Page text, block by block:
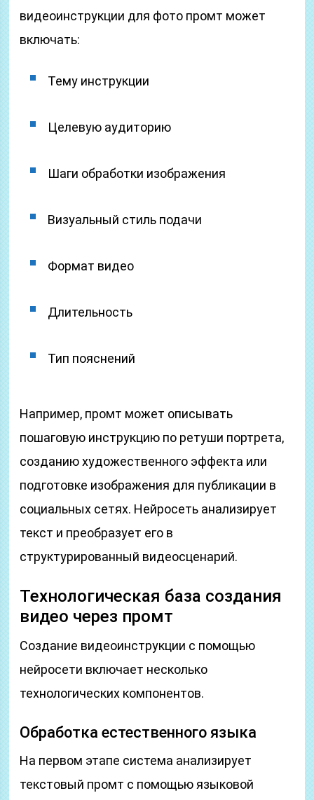
видеоинструкции для фото промт может
включать:
Тему инструкции
Целевую аудиторию
Шаги обработки изображения
Визуальный стиль подачи
Формат видео
Длительность
Тип пояснений
Например, промт может описывать
пошаговую инструкцию по ретуши портрета,
созданию художественного эффекта или
подготовке изображения для публикации в
социальных сетях. Нейросеть анализирует
текст и преобразует его в
структурированный видеосценарий.
Технологическая база создания
видео через промт
Создание видеоинструкции с помощью
нейросети включает несколько
технологических компонентов.
Обработка естественного языка
На первом этапе система анализирует
текстовый промт с помощью языковой